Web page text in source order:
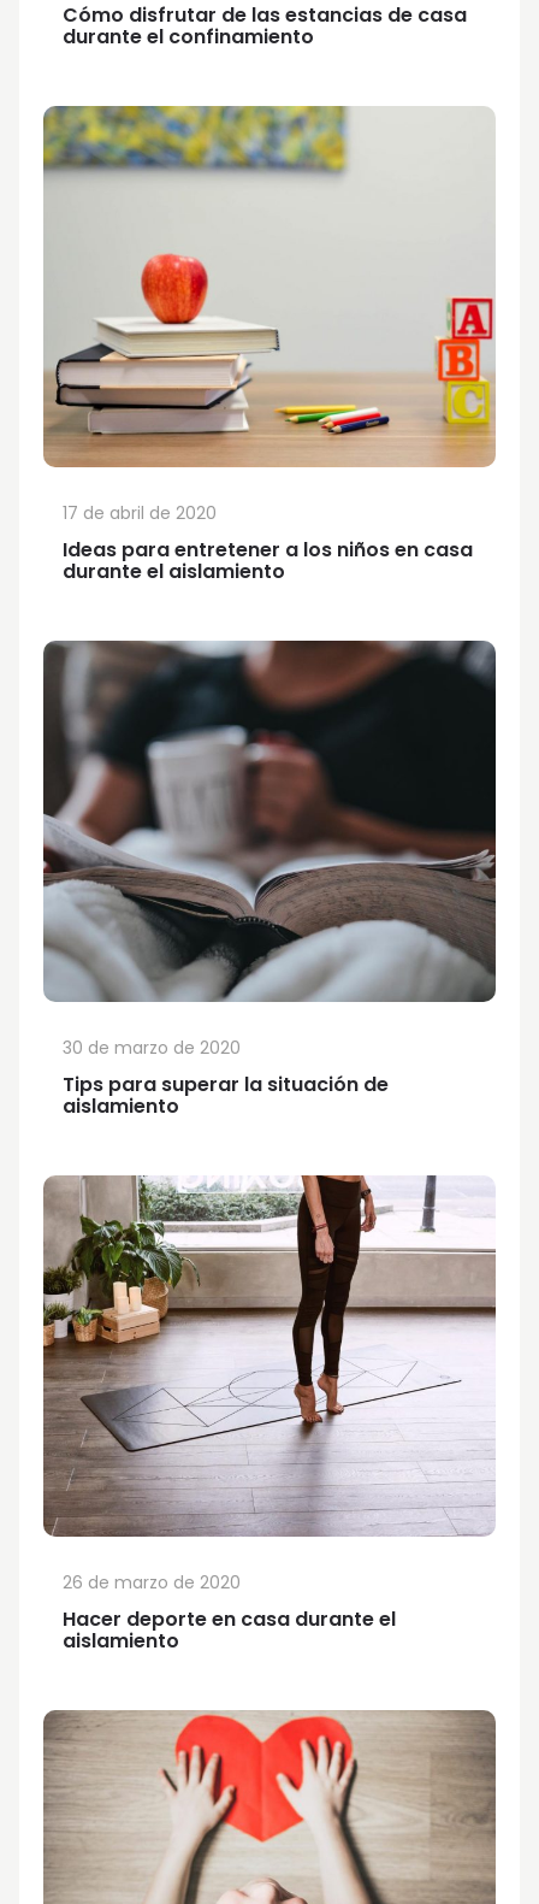
Cómo disfrutar de las estancias de casa
durante el confinamiento
Ideas para entretener a los niños en casa
durante el aislamiento
17 de abril de 2020
Tips para superar la situación de
aislamiento
30 de marzo de 2020
Hacer deporte en casa durante el
aislamiento
26 de marzo de 2020